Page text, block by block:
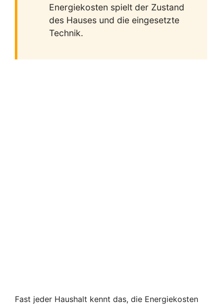
Energiekosten spielt der Zustand
des Hauses und die eingesetzte
Technik.
Fast jeder Haushalt kennt das, die Energiekosten